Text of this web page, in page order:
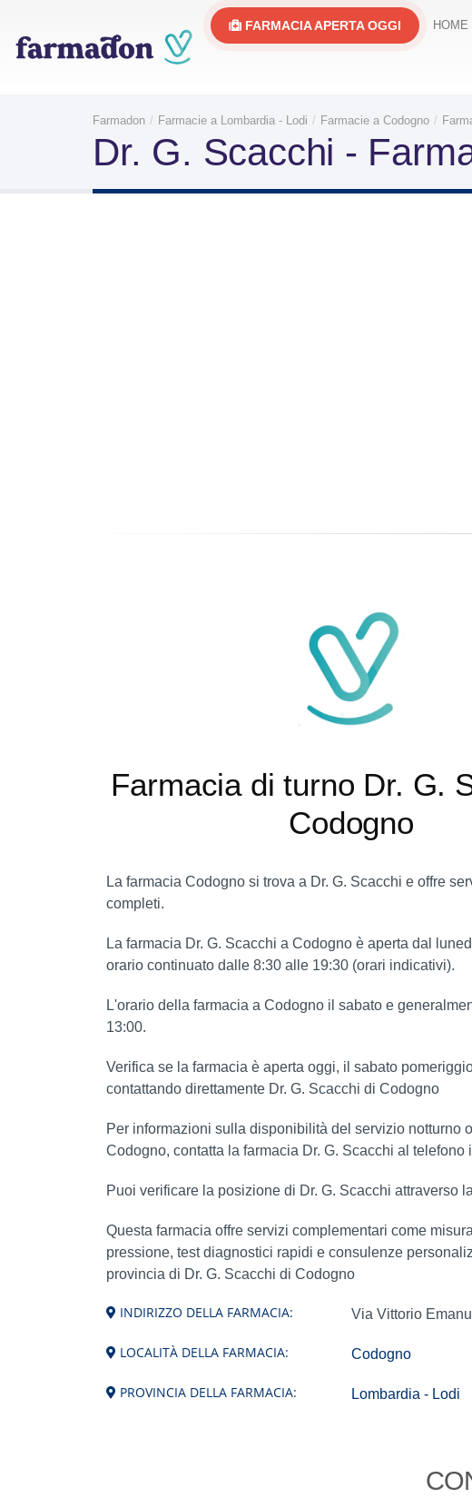
FARMACIA APERTA OGGI HOME
Farmadon Farmacie a Lombardia - Lodi Farmacie a Codogno
Dr. G. Scacchi -
Farmacia di turno Dr. G.
Codogno
La farmacia Codogno si trova a Dr. G. Scacchi e offre
completi.
La farmacia Dr. G. Scacchi a Codogno è aperta dal
orario continuato dalle 8:30 alle 19:30 (orari indicativi).
L'orario della farmacia a Codogno il sabato e
13:00.
Verifica se la farmacia è aperta oggi, il sabato
contattando direttamente Dr. G. Scacchi di Codogno
Per informazioni sulla disponibilità del servizio notturno
Codogno, contatta la farmacia Dr. G. Scacchi al telefono
Puoi verificare la posizione di Dr. G. Scacchi attraverso
Questa farmacia offre servizi complementari come
pressione, test diagnostici rapidi e consulenze
provincia di Dr. G. Scacchi di Codogno
INDIRIZZO DELLA FARMACIA: Via Vittorio
LOCALITÀ DELLA FARMACIA: Codogno
PROVINCIA DELLA FARMACIA: Lombardia - Lodi